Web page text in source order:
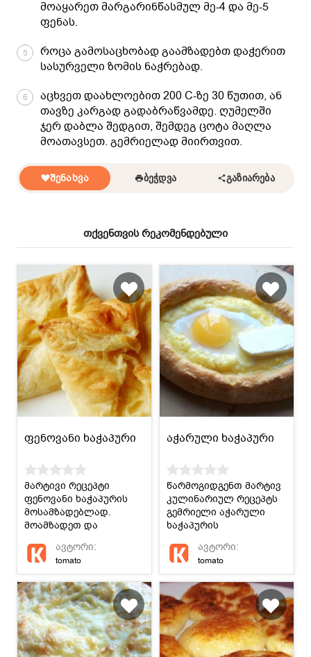
მოაყარეთ მარგარინწასმულ მე-4 და მე-5
ფენას.
5
როცა გამოსაცხობად გაამზადებთ დაჭერით
სასურველი ზომის ნაჭრებად.
6
აცხვეთ დაახლოებით 200 C-ზე 30 წუთით, ან
თავზე კარგად გადაბრაწვამდე. ღუმელში
ჯერ დაბლა შედგით, შემდეგ ცოტა მაღლა
მოათავსეთ. გემრიელად მიირთვით.
ᲨᲔᲜᲐᲮᲕᲐ ᲑᲔᲭᲓᲕᲐ ᲒᲐᲖᲘᲐᲠᲔᲑᲐ
თქვენთვის რეკომენდებული
ფენოვანი ხაჭაპური
მარტივი რეცეპტი
ფენოვანი ხაჭაპურის
მოსამზადებლად.
მოამზადეთ და
ახლობლებს.
ავტორი:
tomato
აჭარული ხაჭაპური
წარმოგიდგენთ მარტივ
კულინარიულ რეცეპტს
გემრიელი აჭარული
ხაჭაპურის
გაეცანით და შეაფასეთ!
ავტორი:
tomato